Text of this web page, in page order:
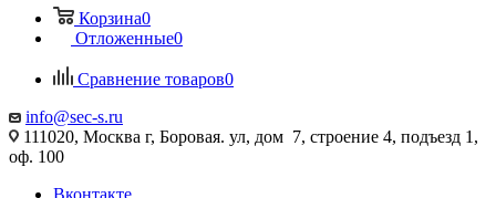
Корзина0
Отложенные0
Сравнение товаров0
info@sec-s.ru
111020, Москва г, Боровая. ул, дом 7, строение 4, подъезд 1,
оф. 100
Вконтакте